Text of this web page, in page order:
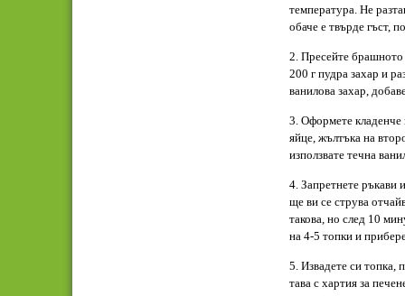
температура. Не
обаче е твърде гъст,
2. Пресейте брашното
200 г пудра захар и
ванилова захар,
3. Оформете кладенче
яйце, жълтъка на
използвате течна
4. Запретнете ръкави
ще ви се струва
такова, но след 10
на 4-5 топки и
5. Извадете си топка,
тава с хартия за